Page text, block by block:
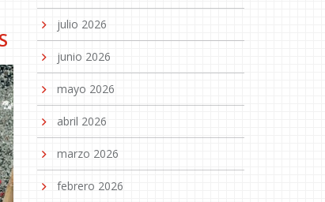
julio 2026
junio 2026
mayo 2026
abril 2026
marzo 2026
febrero 2026